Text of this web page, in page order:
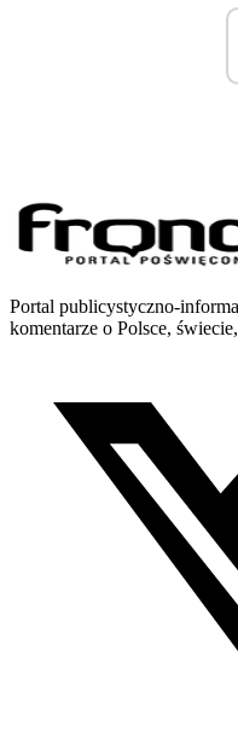
Portal publicystyczno-
komentarze o Polsce,